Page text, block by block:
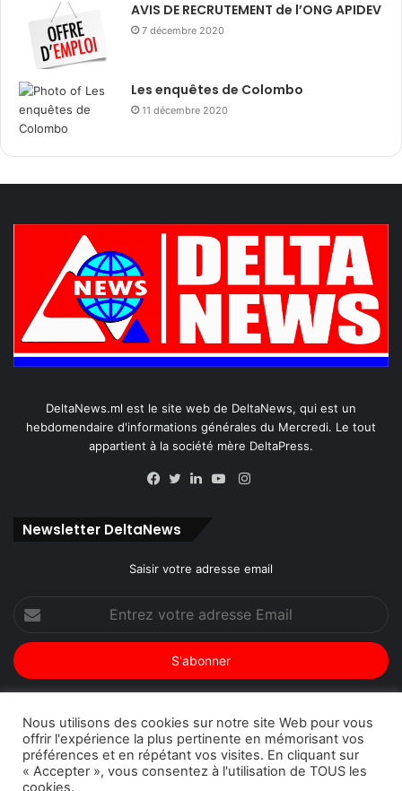
AVIS DE RECRUTEMENT de l’ONG APIDEV
7 décembre 2020
Les enquêtes de Colombo
11 décembre 2020
DeltaNews.ml est le site web de DeltaNews, qui est un
hebdomendaire d'informations générales du Mercredi. Le tout
appartient à la société mère DeltaPress.
Instagram
Newsletter DeltaNews
Saisir votre adresse email
votre
adresse
Email
© Copyright 2026, Tous droits réservés |
DeltaNews par
DeltaPress| ConceptionDoucSoft Technologies
Nous utilisons des cookies sur notre site Web pour vous
offrir l'expérience la plus pertinente en mémorisant vos
préférences et en répétant vos visites. En cliquant sur
« Accepter », vous consentez à l'utilisation de TOUS les
cookies.